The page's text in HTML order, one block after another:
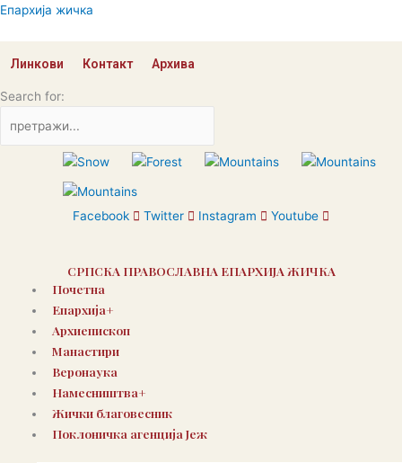
Пређи
Епархија жичка
Линкови Контакт Архива
Search for:
Facebook Twitter Instagram Youtube
СРПСКА ПРАВОСЛАВНА ЕПАРХИЈА ЖИЧКА
Почетна
Епархија+
Архиепископ
Манастири
Веронаука
Намесништва+
Жички благовесник
Поклоничка агенција Јеж